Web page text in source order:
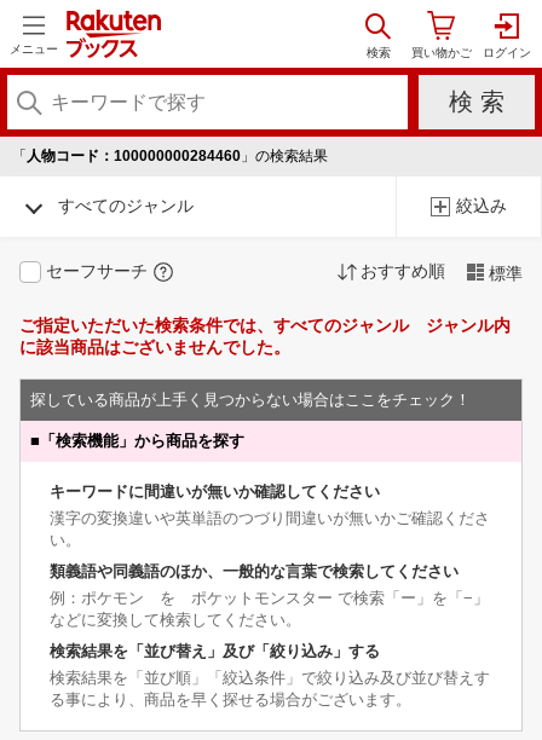
メニュー
「 人物コード：100000000284460 」の検索結果
すべてのジャンル 絞込み
セーフサーチ おすすめ順 標準
ご指定いただいた検索条件では、すべてのジャンル ジャンル内
に該当商品はございませんでした。
探している商品が上手く見つからない場合はここをチェック！
■ 「検索機能」から商品を探す
キーワードに間違いが無いか確認してください
漢字の変換違いや英単語のつづり間違いが無いかご確認くださ
い。
類義語や同義語のほか、一般的な言葉で検索してください
例：ポケモン を ポケットモンスター で検索「ー」を「−」
などに変換して検索してください。
検索結果を「並び替え」及び「絞り込み」する
検索結果を「並び順」「絞込条件」で絞り込み及び並び替えす
る事により、商品を早く探せる場合がございます。